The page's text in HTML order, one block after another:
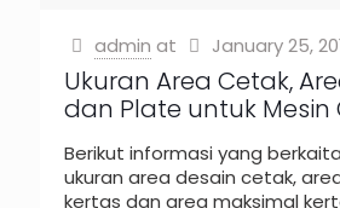
admin at January 25,
Ukuran Area Cetak,
dan Plate untuk Mesin
Berikut informasi yang
ukuran area desain cetak,
kertas dan area maksimal